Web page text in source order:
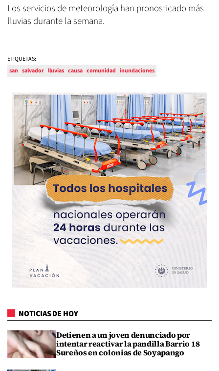
Los servicios de meteorología han pronosticado más
lluvias durante la semana.
ETIQUETAS:
san salvador lluvias causa comunidad inundaciones
NOTICIAS DE HOY
Detienen a un joven denunciado por
intentar reactivar la pandilla Barrio 18
Sureños en colonias de Soyapango